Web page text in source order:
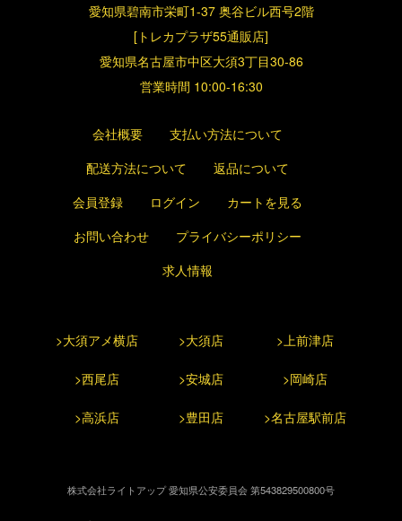
愛知県碧南市栄町1-37 奥谷ビル西号2階
[トレカプラザ55通販店]
愛知県名古屋市中区大須3丁目30-86
営業時間 10:00-16:30
会社概要
支払い方法について
配送方法について
返品について
会員登録
ログイン
カートを見る
お問い合わせ
プライバシーポリシー
求人情報
>大須アメ横店 >大須店 >上前津店
>西尾店 >安城店 >岡崎店
>高浜店 >豊田店 >名古屋駅前店
株式会社ライトアップ 愛知県公安委員会 第543829500800号